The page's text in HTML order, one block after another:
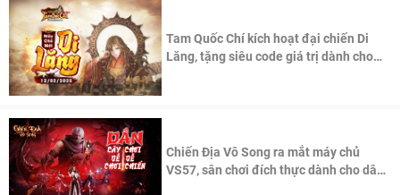
Tam Quốc Chí kích hoạt đại chiến Di
Lăng, tặng siêu code giá trị dành cho
Chiến Địa Vô Song ra mắt máy chủ
VS57, sân chơi đích thực dành cho dân